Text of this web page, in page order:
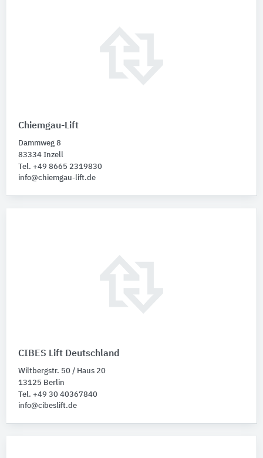
Chiemgau-Lift
Dammweg 8
83334 Inzell
Tel. +49 8665 2319830
info@chiemgau-lift.de
CIBES Lift Deutschland
Wiltbergstr. 50 / Haus 20
13125 Berlin
Tel. +49 30 40367840
info@cibeslift.de